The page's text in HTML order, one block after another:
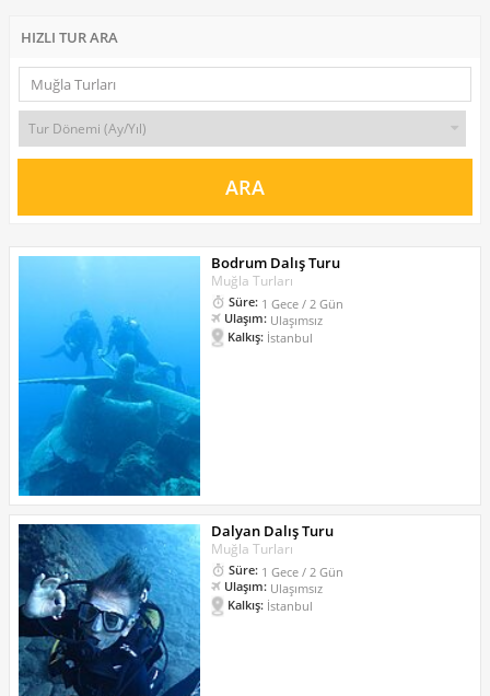
HIZLI TUR ARA
Bodrum Dalış Turu
Muğla Turları
Süre: 1 Gece / 2 Gün
Ulaşım: Ulaşımsız
Kalkış: İstanbul
Dalyan Dalış Turu
Muğla Turları
Süre: 1 Gece / 2 Gün
Ulaşım: Ulaşımsız
Kalkış: İstanbul